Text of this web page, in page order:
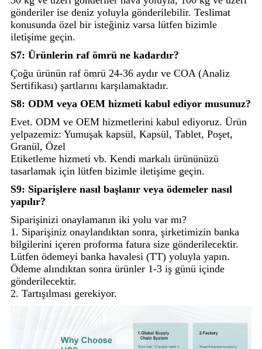
gönderiler ise deniz yoluyla gönderilebilir. Teslimat
konusunda özel bir isteğiniz varsa lütfen bizimle
iletişime geçin.
S7: Ürünlerin raf ömrü ne kadardır?
Çoğu ürünün raf ömrü 24-36 aydır ve COA (Analiz
Sertifikası) şartlarını karşılamaktadır.
S8: ODM veya OEM hizmeti kabul ediyor musunuz?
Evet. ODM ve OEM hizmetlerini kabul ediyoruz. Ürün
yelpazemiz: Yumuşak kapsül, Kapsül, Tablet, Poşet,
Granül, Özel
Etiketleme hizmeti vb. Kendi markalı ürününüzü
tasarlamak için lütfen bizimle iletişime geçin.
S9: Siparişlere nasıl başlanır veya ödemeler nasıl
yapılır?
Siparişinizi onaylamanın iki yolu var mı?
1. Siparişiniz onaylandıktan sonra, şirketimizin banka
bilgilerini içeren proforma fatura size gönderilecektir.
Lütfen ödemeyi banka havalesi (TT) yoluyla yapın.
Ödeme alındıktan sonra ürünler 1-3 iş günü içinde
gönderilecektir.
2. Tartışılması gerekiyor.